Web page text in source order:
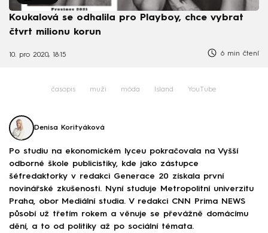
Koukalová se odhalila pro Playboy, chce vybrat
čtvrt milionu korun
10. pro 2020, 18:15 6 min čtení
časopis muži móda Island YouTube
Denisa Korityáková
Po studiu na ekonomickém lyceu pokračovala na Vyšší
odborné škole publicistiky, kde jako zástupce
šéfredaktorky v redakci Generace 20 získala první
novinářské zkušenosti. Nyní studuje Metropolitní univerzitu
Praha, obor Mediální studia. V redakci CNN Prima NEWS
působí už třetím rokem a věnuje se převážně domácímu
dění, a to od politiky až po sociální témata.